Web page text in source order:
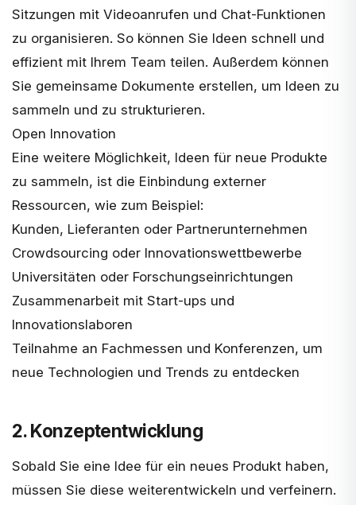
Sitzungen mit Videoanrufen und Chat-Funktionen
zu organisieren. So können Sie Ideen schnell und
effizient mit Ihrem Team teilen. Außerdem können
Sie gemeinsame Dokumente erstellen, um Ideen zu
sammeln und zu strukturieren.
Open Innovation
Eine weitere Möglichkeit, Ideen für neue Produkte
zu sammeln, ist die Einbindung externer
Ressourcen, wie zum Beispiel:
Kunden, Lieferanten oder Partnerunternehmen
Crowdsourcing oder Innovationswettbewerbe
Universitäten oder Forschungseinrichtungen
Zusammenarbeit mit Start-ups und
Innovationslaboren
Teilnahme an Fachmessen und Konferenzen, um
neue Technologien und Trends zu entdecken
2. Konzeptentwicklung
Sobald Sie eine Idee für ein neues Produkt haben,
müssen Sie diese weiterentwickeln und verfeinern.